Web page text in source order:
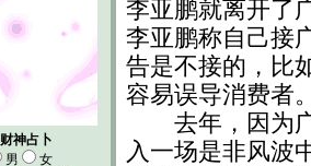
财神占卜
男
女
李亚鹏就离开了
李亚鹏称自己接
告是不接的，比
容易误导消费者
去年，因为广
入一场是非风波